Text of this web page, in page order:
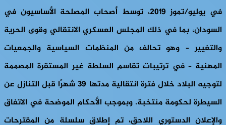
في يوليو/تموز 2019، توسط أصحاب المصلحة الأساسيون في
السودان، بما في ذلك المجلس العسكري الانتقالي وقوى الحرية
والتغيير – وهو تحالف من المنظمات السياسية والجمعيات
المهنية – في ترتيبات تقاسم السلطة غير المستقرة المصممة
لتوجيه البلاد خلال فترة انتقالية مدتها 39 شهرًا قبل التنازل عن
السيطرة لحكومة منتخبة. وبموجب الأحكام الموضحة في الاتفاق
والإعلان الدستوري اللاحق، تم إطلاق سلسلة من المقترحات